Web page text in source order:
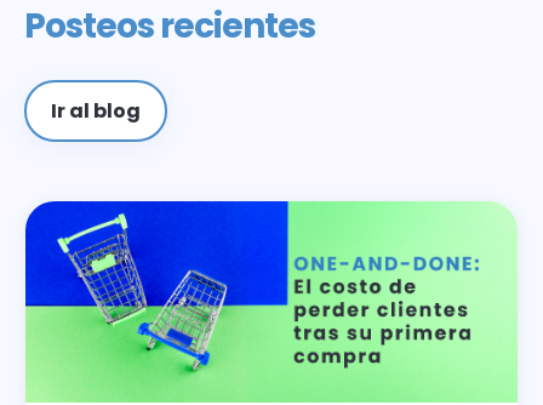
Posteos recientes
Ir al blog